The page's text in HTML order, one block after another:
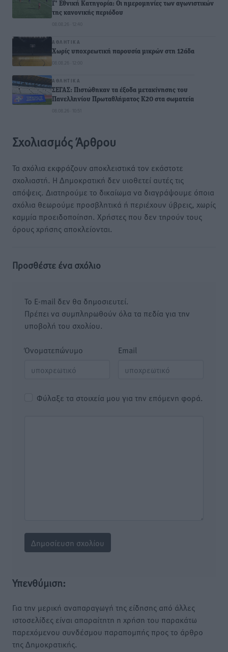
Γ’ Εθνική Κατηγορία: Οι ημερομηνίες των αγωνιστικών
της κανονικής περιόδου
08.08.26 · 12:40
ΑΘΛΗΤΙΚΆ
Χωρίς υποχρεωτική παρουσία μικρών στη 12άδα
08.08.26 · 12:00
ΑΘΛΗΤΙΚΆ
ΣΕΓΑΣ: Πιστώθηκαν τα έξοδα μετακίνησης του
Πανελληνίου Πρωταθλήματος Κ20 στα σωματεία
08.08.26 · 10:51
Σχολιασμός Άρθρου
Τα σχόλια εκφράζουν αποκλειστικά τον εκάστοτε
σχολιαστή. Η Δημοκρατική δεν υιοθετεί αυτές τις
απόψεις. Διατηρούμε το δικαίωμα να διαγράψουμε όποια
σχόλια θεωρούμε προσβλητικά ή περιέχουν ύβρεις, χωρίς
καμμία προειδοποίηση. Χρήστες που δεν τηρούν τους
όρους χρήσης αποκλείονται.
Προσθέστε ένα σχόλιο
Το E-mail δεν θα δημοσιευτεί.
Πρέπει να συμπληρωθούν όλα τα πεδία για την
υποβολή του σχολίου.
Όνοματεπώνυμο Email
Φύλαξε τα στοιχεία μου για την επόμενη φορά.
Υπενθύμιση:
Για την μερική αναπαραγωγή της είδησης από άλλες
ιστοσελίδες είναι απαραίτητη η χρήση του παρακάτω
παρεχόμενου συνδέσμου παραπομπής προς το άρθρο
της Δημοκρατικής.